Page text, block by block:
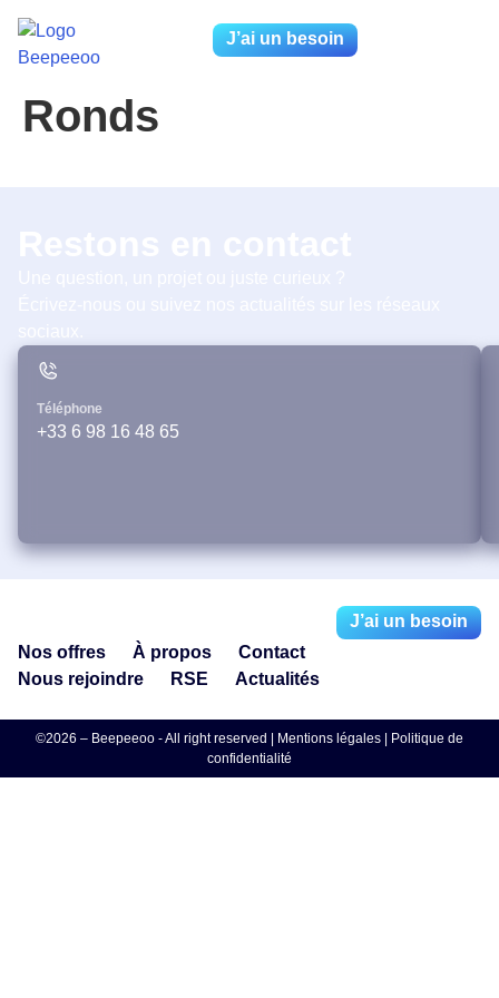
J’ai un besoin
Ronds
Téléphone
+33 6 98 16 48 65
Nos offres À propos
Contact
Nous rejoindre
RSE Actualités
J’ai un besoin
©2026 – Beepeeoo - All right reserved | Mentions légales
Politique de
confidentialité